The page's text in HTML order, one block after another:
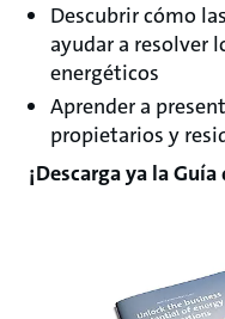
Descubrir cómo
ayudar a resolver
energéticos
Aprender a
propietarios y
¡Descarga ya la